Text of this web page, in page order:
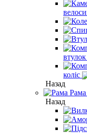
втулок
коліс
Назад
Рама
Назад